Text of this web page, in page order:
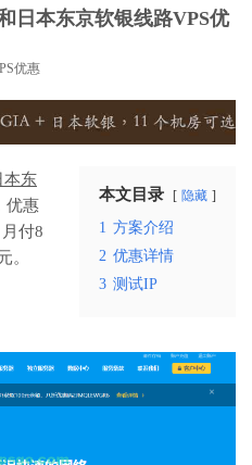
日本东京软银线路VPS优
优惠
本文目录 隐藏
1 方案介绍
2 优惠详情
3 测试IP
本东
优惠
付8
。